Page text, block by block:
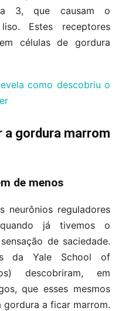
3, que causam o
Estes receptores
células de gordura
como descobriu o
a gordura marrom
de menos
neurônios reguladores
já tivemos o
de saciedade.
da Yale School of
descobriram, em
que esses mesmos
gordura a ficar marrom.